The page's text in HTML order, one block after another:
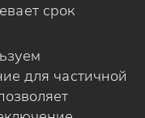
срок
для частичной